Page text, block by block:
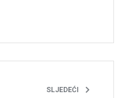
SLJEDEĆI